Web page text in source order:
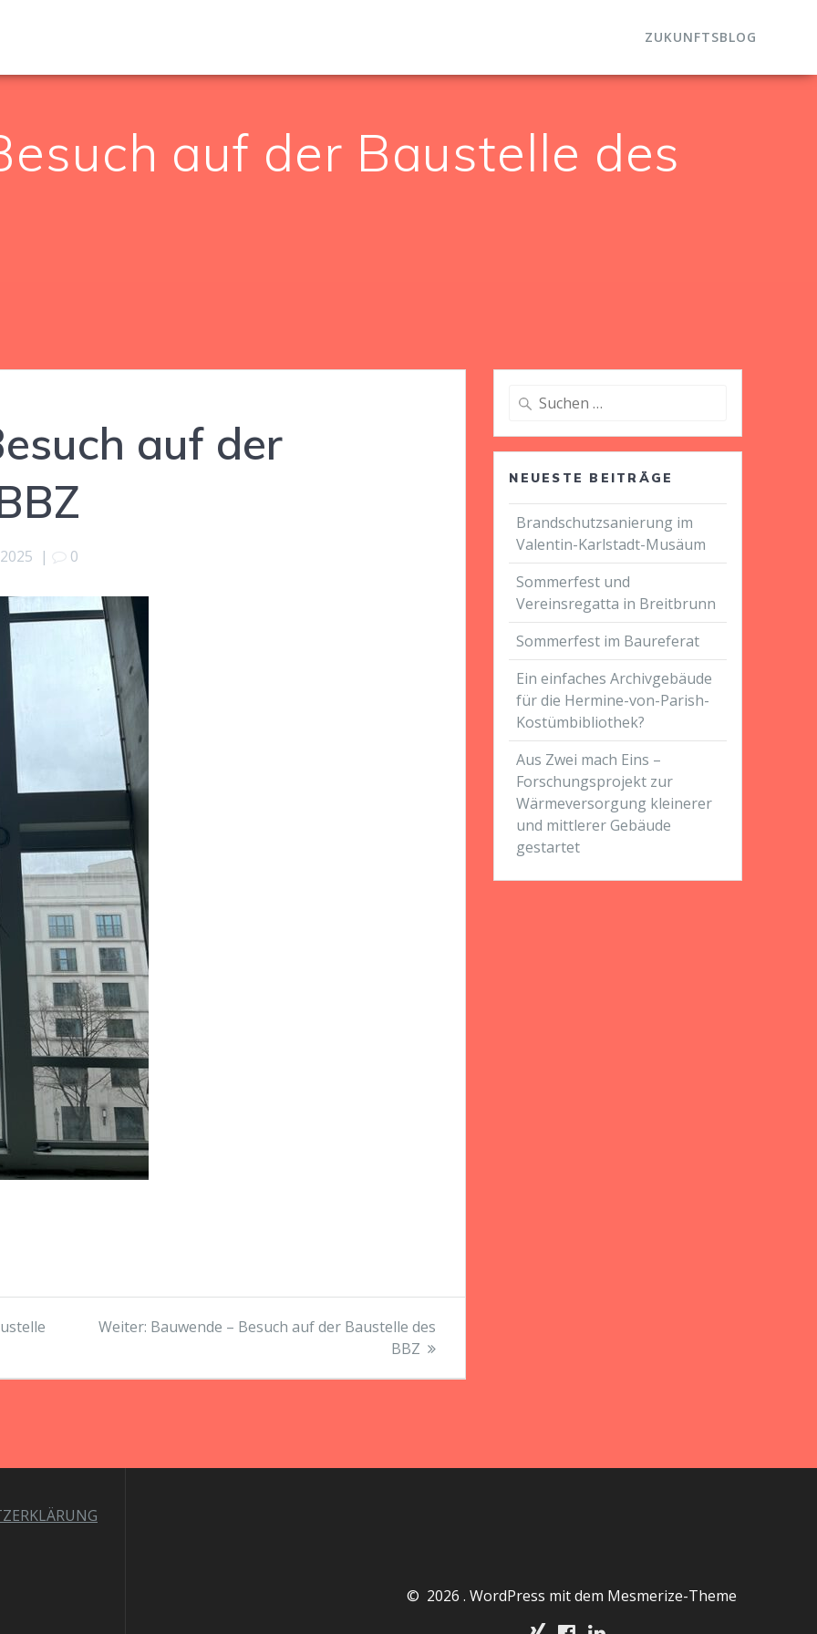
ZUKUNFTSBLOG
auf der Baustelle des
auf der
| 0
Weiter: Nächster
Bauwende – Besuch auf der Baustelle des
BBZ
Suche
nach:
NEUESTE BEITRÄGE
Brandschutzsanierung im
Valentin-Karlstadt-Musäum
Sommerfest und
Vereinsregatta in Breitbrunn
Sommerfest im Baureferat
Ein einfaches Archivgebäude
für die Hermine-von-Parish-
Kostümbibliothek?
Aus Zwei mach Eins –
Forschungsprojekt zur
Wärmeversorgung kleinerer
und mittlerer Gebäude
gestartet
© 2026 . WordPress mit dem Mesmerize-Theme